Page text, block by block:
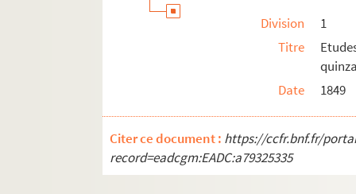
Ms 3104. Prospectus publicitaires du XIXe
Ms 3105. Affaire de M. le curé Labrouche
Ms 3106. Pièces relatives au Syndicat de
Ms 3107. Notes du XIXe siècle sur
Ms 3109. Mélanges.
Ms 3110. Autographes et documents du
Division
1
Titre
Date
1849
Citer ce document : https://ccfr.bnf.fr/
record=eadcgm:EADC:a79325335